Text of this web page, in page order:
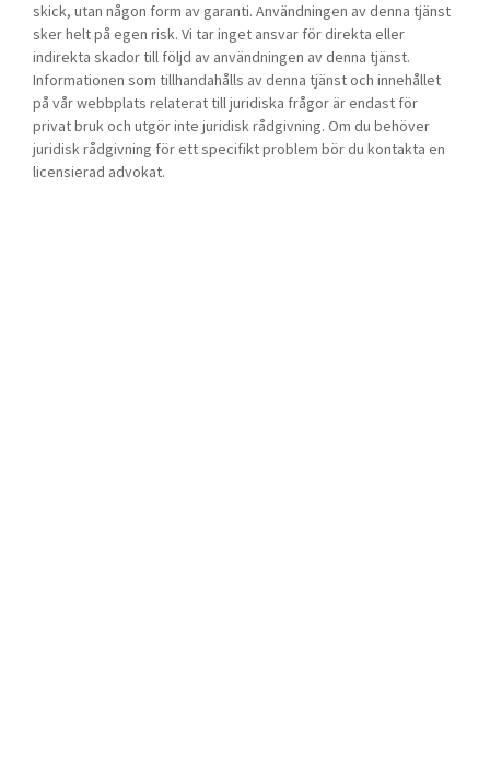
skick, utan någon form av garanti. Användningen av denna tjänst
sker helt på egen risk. Vi tar inget ansvar för direkta eller
indirekta skador till följd av användningen av denna tjänst.
Informationen som tillhandahålls av denna tjänst och innehållet
på vår webbplats relaterat till juridiska frågor är endast för
privat bruk och utgör inte juridisk rådgivning. Om du behöver
juridisk rådgivning för ett specifikt problem bör du kontakta en
licensierad advokat.